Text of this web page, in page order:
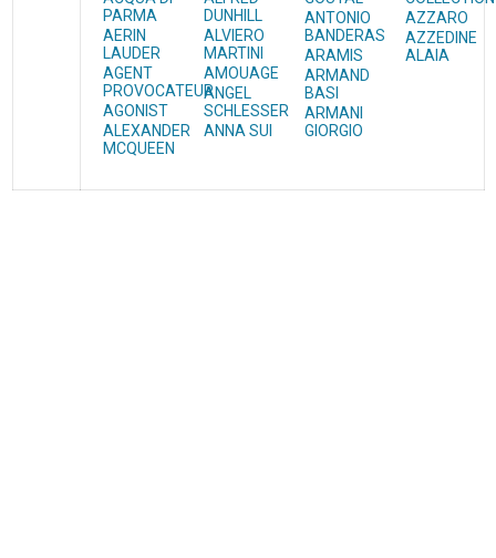
PARMA
AERIN
LAUDER​
AGENT
PROVOCATEUR
AGONIST
ALEXANDER
MCQUEEN
DUNHILL
ALVIERO
MARTINI
AMOUAGE
ANGEL
SCHLESSER
ANNA SUI
ANTONIO
BANDERAS
ARAMIS
ARMAND
BASI
ARMANI
GIORGIO
AZZARO
AZZEDINE
ALAIA